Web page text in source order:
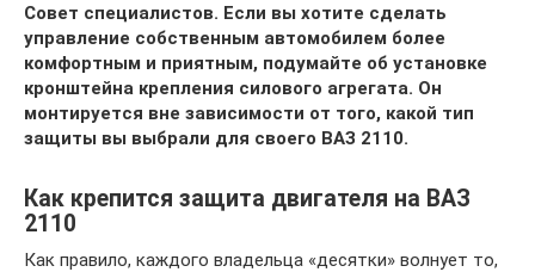
Совет специалистов. Если вы хотите сделать
управление собственным автомобилем более
комфортным и приятным, подумайте об установке
кронштейна крепления силового агрегата. Он
монтируется вне зависимости от того, какой тип
защиты вы выбрали для своего ВАЗ 2110.
Как крепится защита двигателя на ВАЗ
2110
Как правило, каждого владельца «десятки» волнует то,